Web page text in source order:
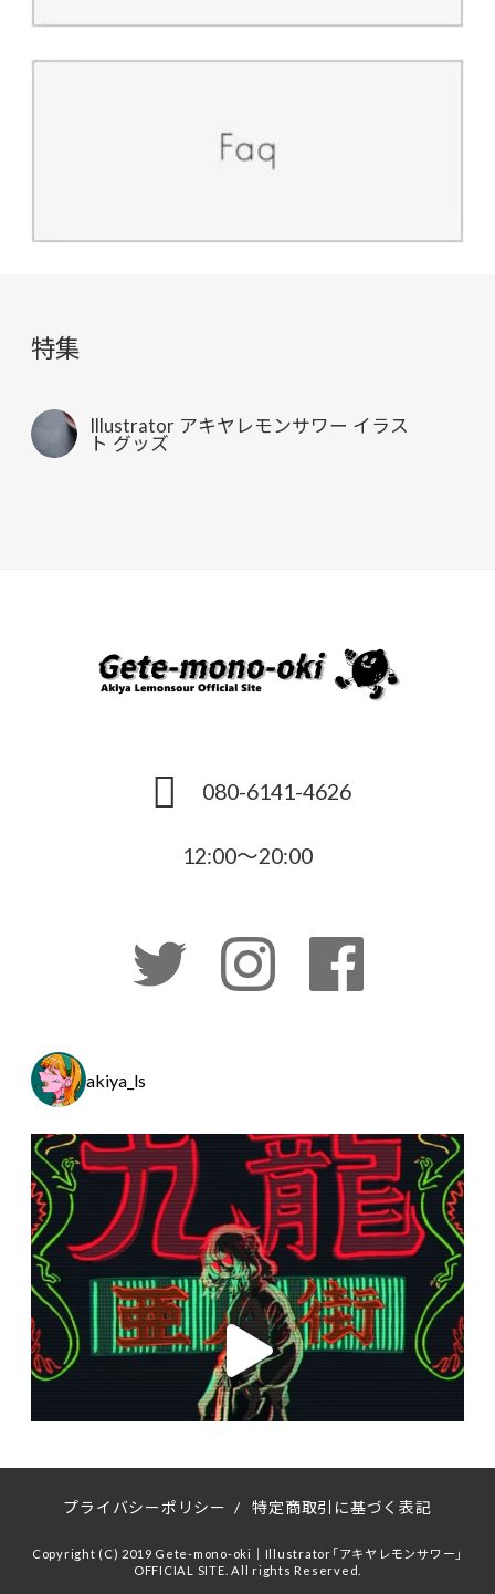
特集
Illustrator アキヤレモンサワー イラス
ト グッズ
080-6141-4626
12:00～20:00
akiya_ls
プライバシーポリシー / 特定商取引に基づく表記
Copyright (C) 2019 Gete-mono-oki｜Illustrator「アキヤレモンサワー」
OFFICIAL SITE. All rights Reserved.